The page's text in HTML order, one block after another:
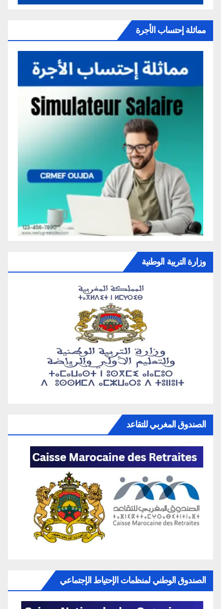
مماثلة إحتساب الأجرة
وزارة التربية الوطنية
الصندوق المغربي للتقاعد
الصندوق الوطني لمنظمات الإحتياط الإجتماعي